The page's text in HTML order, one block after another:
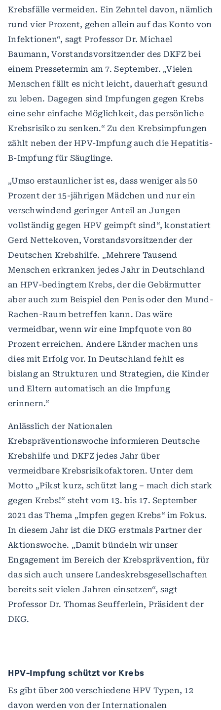
Krebsfälle vermeiden. Ein Zehntel davon, nämlich
rund vier Prozent, gehen allein auf das Konto von
Infektionen“, sagt Professor Dr. Michael
Baumann, Vorstandsvorsitzender des DKFZ bei
einem Pressetermin am 7. September. „Vielen
Menschen fällt es nicht leicht, dauerhaft gesund
zu leben. Dagegen sind Impfungen gegen Krebs
eine sehr einfache Möglichkeit, das persönliche
Krebsrisiko zu senken.“ Zu den Krebsimpfungen
zählt neben der HPV-Impfung auch die Hepatitis-
B-Impfung für Säuglinge.
„Umso erstaunlicher ist es, dass weniger als 50
Prozent der 15-jährigen Mädchen und nur ein
verschwindend geringer Anteil an Jungen
vollständig gegen HPV geimpft sind“, konstatiert
Gerd Nettekoven, Vorstandsvorsitzender der
Deutschen Krebshilfe. „Mehrere Tausend
Menschen erkranken jedes Jahr in Deutschland
an HPV-bedingtem Krebs, der die Gebärmutter
aber auch zum Beispiel den Penis oder den Mund-
Rachen-Raum betreffen kann. Das wäre
vermeidbar, wenn wir eine Impfquote von 80
Prozent erreichen. Andere Länder machen uns
dies mit Erfolg vor. In Deutschland fehlt es
bislang an Strukturen und Strategien, die Kinder
und Eltern automatisch an die Impfung
erinnern.“
Anlässlich der Nationalen
Krebspräventionswoche informieren Deutsche
Krebshilfe und DKFZ jedes Jahr über
vermeidbare Krebsrisikofaktoren. Unter dem
Motto „Pikst kurz, schützt lang – mach dich stark
gegen Krebs!“ steht vom 13. bis 17. September
2021 das Thema „Impfen gegen Krebs“ im Fokus.
In diesem Jahr ist die DKG erstmals Partner der
Aktionswoche. „Damit bündeln wir unser
Engagement im Bereich der Krebsprävention, für
das sich auch unsere Landeskrebsgesellschaften
bereits seit vielen Jahren einsetzen“, sagt
Professor Dr. Thomas Seufferlein, Präsident der
DKG.
HPV-Impfung schützt vor Krebs
Es gibt über 200 verschiedene HPV Typen, 12
davon werden von der Internationalen